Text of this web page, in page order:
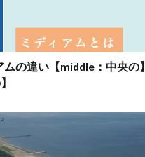
の違い【middle：中央の】